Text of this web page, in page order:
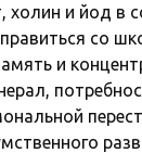
холин и йод в
со
и